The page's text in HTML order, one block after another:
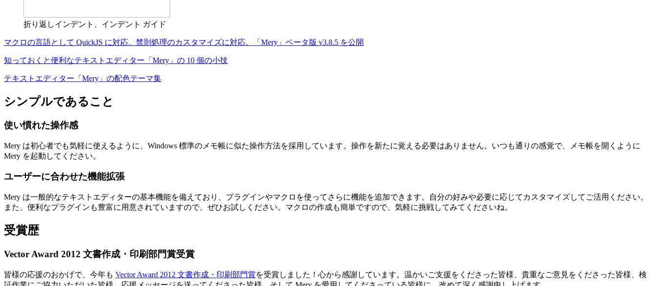
折り返しインデント、インデント ガイド
マクロの言語として QuickJS に対応、禁則処理のカスタマイズに対応。「Mery」ベータ版 v3.8.5 を公開
知っておくと便利なテキストエディター「Mery」の 10 個の小技
テキストエディター「Mery」の配色テーマ集
シンプルであること
使い慣れた操作感
Mery は初心者でも気軽に使えるように、Windows 標準のメモ帳に似た操作方法を採用しています。操作を新たに覚える必要はありません。いつも通りの感覚で、メモ帳を開くように
Mery を起動してください。
ユーザーに合わせた機能拡張
Mery は一般的なテキストエディターの基本機能を備えており、プラグインやマクロを使ってさらに機能を追加できます。自分の好みや必要に応じてカスタマイズしてご活用ください。
また、便利なプラグインも豊富に用意されていますので、ぜひお試しください。マクロの作成も簡単ですので、気軽に挑戦してみてくださいね。
受賞歴
Vector Award 2012 文書作成・印刷部門賞受賞
皆様の応援のおかげで、今年も Vector Award 2012 文書作成・印刷部門賞を受賞しました！心から感謝しています。温かいご支援をくださった皆様、貴重なご意見をくださった皆様、検